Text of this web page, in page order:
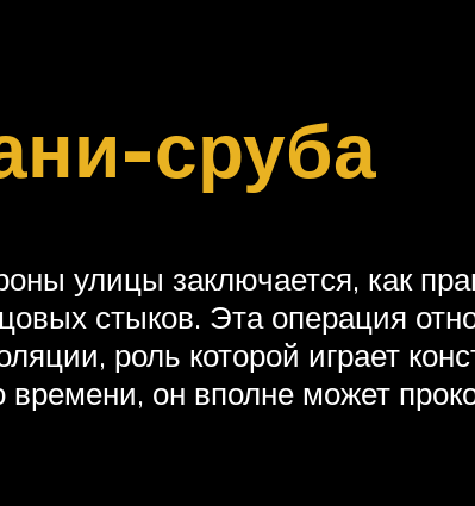
сруба
улицы заключается, как
стыков. Эта операция
роль которой играет
он вполне может